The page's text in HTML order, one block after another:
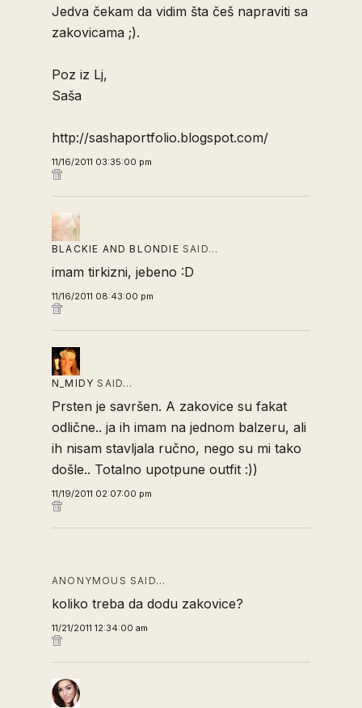
Jedva čekam da vidim šta češ napraviti sa
zakovicama ;).
Poz iz Lj,
Saša
http://sashaportfolio.blogspot.com/
11/16/2011 03:35:00 pm
BLACKIE AND BLONDIE SAID…
imam tirkizni, jebeno :D
11/16/2011 08:43:00 pm
N_MIDY SAID…
Prsten je savršen. A zakovice su fakat
odlične.. ja ih imam na jednom balzeru, ali
ih nisam stavljala ručno, nego su mi tako
došle.. Totalno upotpune outfit :))
11/19/2011 02:07:00 pm
ANONYMOUS SAID…
koliko treba da dodu zakovice?
11/21/2011 12:34:00 am